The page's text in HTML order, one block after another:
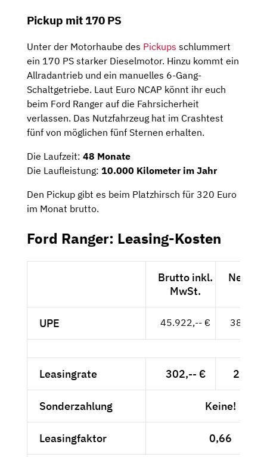
Pickup mit 170 PS
Unter der Motorhaube des Pickups schlummert
ein 170 PS starker Dieselmotor. Hinzu kommt ein
Allradantrieb und ein manuelles 6-Gang-
Schaltgetriebe. Laut Euro NCAP könnt ihr euch
beim Ford Ranger auf die Fahrsicherheit
verlassen. Das Nutzfahrzeug hat im Crashtest
fünf von möglichen fünf Sternen erhalten.
Die Laufzeit: 48 Monate
Die Laufleistung: 10.000 Kilometer im Jahr
Den Pickup gibt es beim Platzhirsch für 320 Euro
im Monat brutto.
Ford Ranger: Leasing-Kosten
Brutto inkl.
MwSt.
Netto
UPE 45.922,-- €
Leasingrate 302,-- €
Sonderzahlung Keine!
Leasingfaktor 0,66